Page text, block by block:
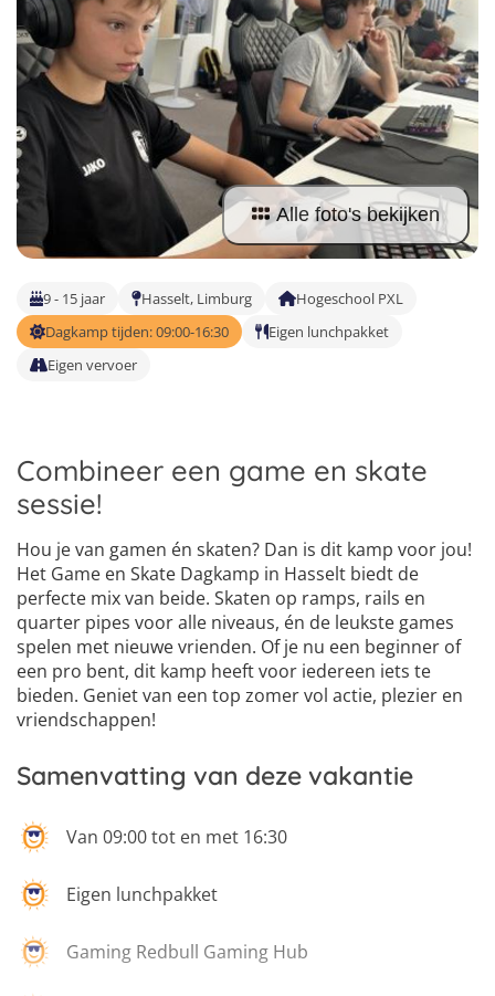
Malta
Nederland
Buitenland
Surfkampen Buitenland
Surfkampen 18+
Taalvakanties Nederlands
Taalvakanties Duits
Taalvakanties Italiaans
Alle foto's bekijken
9 - 15 jaar Hasselt, Limburg
Hogeschool PXL
Dagkamp tijden: 09:00-16:30
Eigen lunchpakket
Eigen vervoer
Combineer een game en skate
sessie!
Hou je van gamen én skaten? Dan is dit kamp voor jou!
Het Game en Skate Dagkamp in Hasselt biedt de
perfecte mix van beide. Skaten op ramps, rails en
quarter pipes voor alle niveaus, én de leukste games
spelen met nieuwe vrienden. Of je nu een beginner of
een pro bent, dit kamp heeft voor iedereen iets te
bieden. Geniet van een top zomer vol actie, plezier en
vriendschappen!
Samenvatting van deze vakantie
Van 09:00 tot en met 16:30
Eigen lunchpakket
Gaming Redbull Gaming Hub